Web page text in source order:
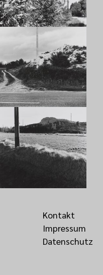
Kontakt
Impressum
Datenschutz